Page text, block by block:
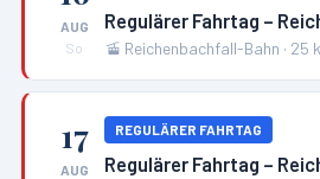
AUG
So
Regulärer Fahrtag –
🚡 Reichenbachfall-Bahn · 25
17
AUG
REGULÄRER FAHRTAG
Regulärer Fahrtag –